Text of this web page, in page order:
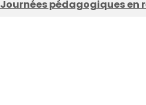
Journées pédagogiques en